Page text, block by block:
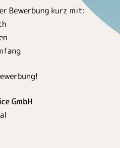
Bewerbung kurz mit:
GmbH